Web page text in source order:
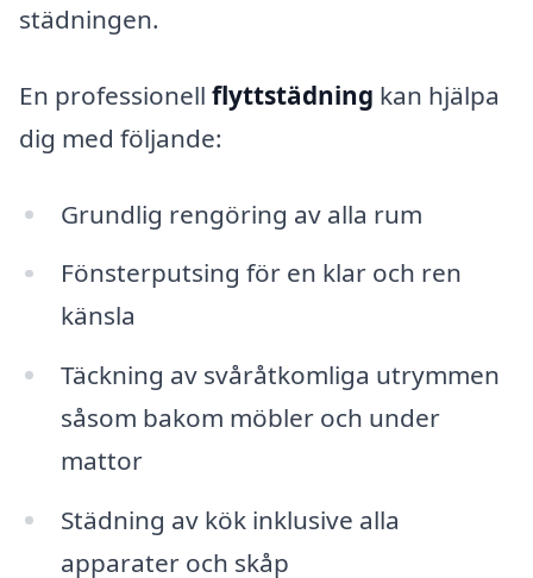
städningen.
En professionell flyttstädning kan hjälpa
dig med följande:
Grundlig rengöring av alla rum
Fönsterputsing för en klar och ren
känsla
Täckning av svåråtkomliga utrymmen
såsom bakom möbler och under
mattor
Städning av kök inklusive alla
apparater och skåp